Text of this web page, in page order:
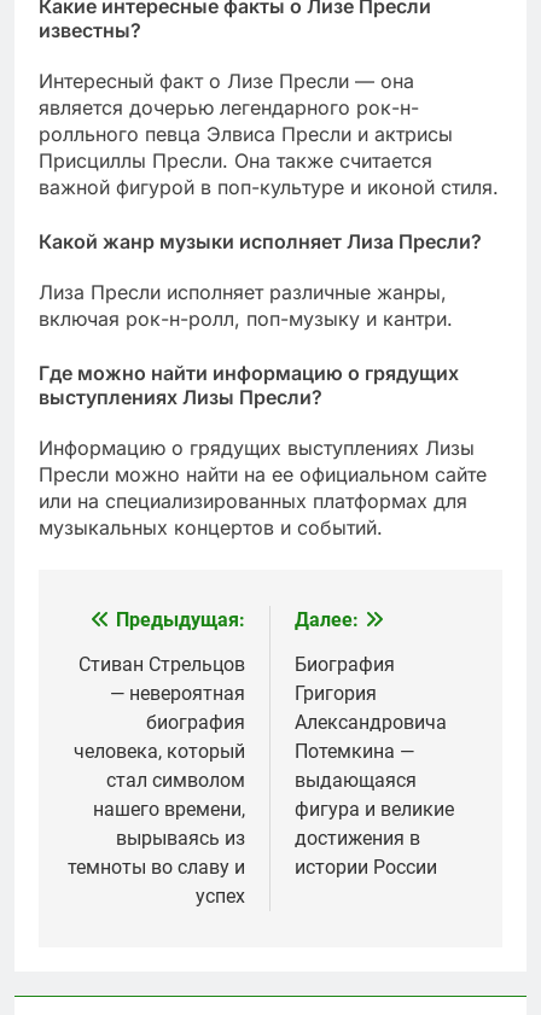
Какие интересные факты о Лизе Пресли
известны?
Интересный факт о Лизе Пресли — она
является дочерью легендарного рок-н-
ролльного певца Элвиса Пресли и актрисы
Присциллы Пресли. Она также считается
важной фигурой в поп-культуре и иконой стиля.
Какой жанр музыки исполняет Лиза Пресли?
Лиза Пресли исполняет различные жанры,
включая рок-н-ролл, поп-музыку и кантри.
Где можно найти информацию о грядущих
выступлениях Лизы Пресли?
Информацию о грядущих выступлениях Лизы
Пресли можно найти на ее официальном сайте
или на специализированных платформах для
музыкальных концертов и событий.
Навигация
по
записям
Предыдущая:
Стиван Стрельцов
— невероятная
биография
человека, который
стал символом
нашего времени,
вырываясь из
темноты во славу и
успех
Далее:
Биография
Григория
Александровича
Потемкина —
выдающаяся
фигура и великие
достижения в
истории России